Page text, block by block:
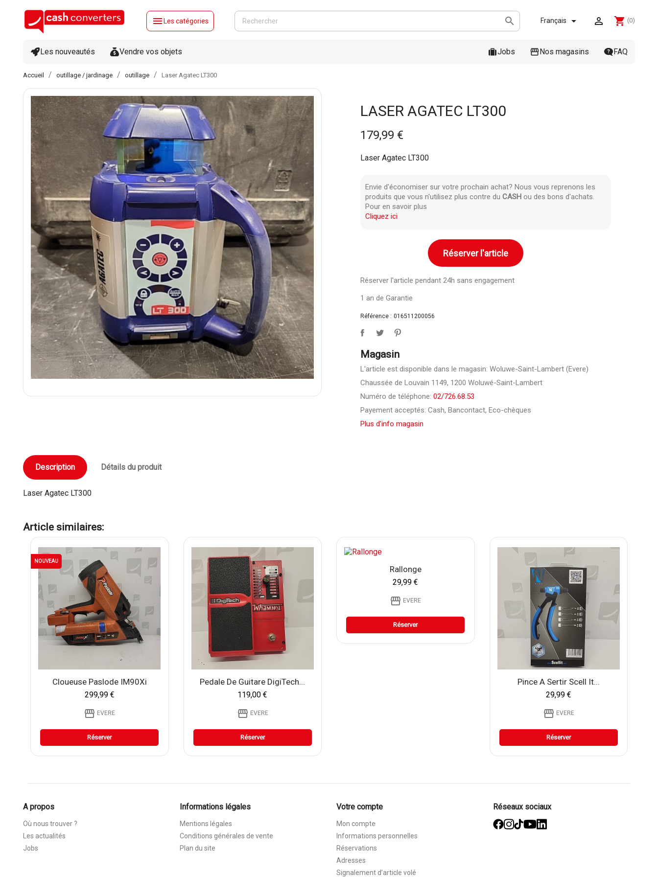
menu Les catégories  shopping_cart (0)
Français  
Les nouveautés Vendre vos objets Jobs Nos magasins FAQ
Accueil outillage / jardinage outillage Laser Agatec LT300
LASER AGATEC LT300
179,99 €
Laser Agatec LT300
Envie d'économiser sur votre prochain achat? Nous vous reprenons les
produits que vous n'utilisez plus contre du CASH ou des bons d'achats.
Pour en savoir plus
Cliquez ici
Réserver l'article
Réserver l'article pendant 24h sans engagement
1 an de Garantie
Référence : 016511200056
Magasin
L'article est disponible dans le magasin: Woluwe-Saint-Lambert (Evere)
Chaussée de Louvain 1149, 1200 Woluwé-Saint-Lambert
Numéro de téléphone: 02/726.68.53
Payement acceptés: Cash, Bancontact, Eco-chèques
Plus d'info magasin
Description Détails du produit
Laser Agatec LT300
Article similaires:
Cloueuse Paslode IM90Xi
299,99 €
storefront EVERE
Réserver
NOUVEAU
Pedale De Guitare DigiTech...
119,00 €
storefront EVERE
Réserver
Rallonge
29,99 €
storefront EVERE
Réserver
Pince A Sertir Scell It...
29,99 €
storefront EVERE
Réserver
A propos
Où nous trouver ?
Les actualités
Jobs
Informations légales
Mentions légales
Conditions générales de vente
Plan du site
Votre compte
Mon compte
Informations personnelles
Réservations
Adresses
Signalement d’article volé
Réseaux sociaux
facebook
Instagram
TikTokYouTube
Linked